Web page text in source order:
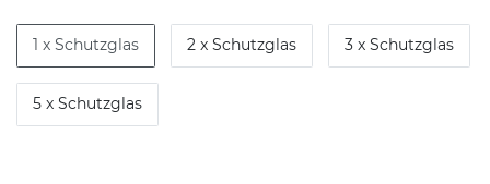
1 x Schutzglas 2 x Schutzglas 3 x Schutzglas
5 x Schutzglas